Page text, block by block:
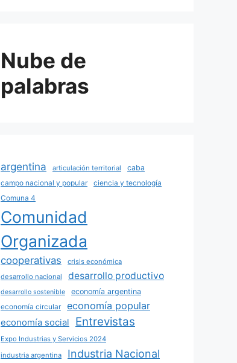
Nube de
palabras
argentina articulación territorial
caba
campo nacional y popular
ciencia y tecnología
Comuna 4
Comunidad
Organizada
cooperativas
crisis económica
desarrollo nacional
desarrollo productivo
desarrollo sostenible
economía argentina
economía circular
economía popular
economía social Entrevistas
Expo Industrias y Servicios 2024
industria argentina
Industria Nacional